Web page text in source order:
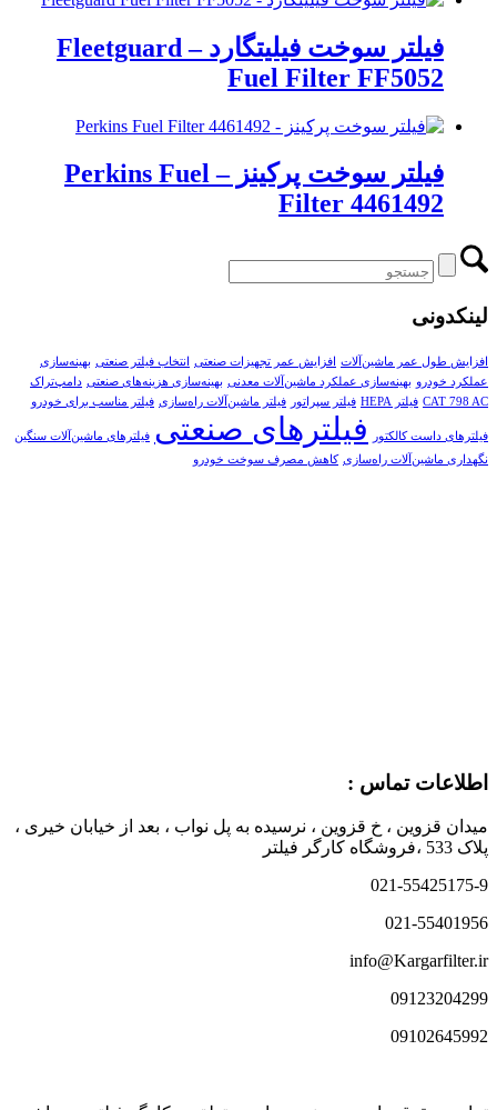
فیلتر سوخت فیلیتگارد – Fleetguard
Fuel Filter FF5052
فیلتر سوخت پرکینز – Perkins Fuel
Filter 4461492
لینکدونی
افزایش طول عمر ماشین‌آلات افزایش عمر تجهیزات صنعتی انتخاب فیلتر صنعتی بهینه‌سازی
عملکرد خودرو بهینه‌سازی عملکرد ماشین‌آلات معدنی بهینه‌سازی هزینه‌های صنعتی دامپ‌تراک
CAT 798 AC فیلتر HEPA فیلتر سپراتور فیلتر ماشین‌آلات راه‌سازی فیلتر مناسب برای خودرو
فیلترهای داست کالکتور فیلترهای صنعتی فیلترهای ماشین‌آلات سنگین
نگهداری ماشین‌آلات راه‌سازی کاهش مصرف سوخت خودرو
اطلاعات تماس :
میدان قزوین ، خ قزوین ، نرسیده به پل نواب ، بعد از خیابان خیری ،
پلاک 533 ،فروشگاه کارگر فیلتر
021-55425175-9
021-55401956
info@Kargarfilter.ir
09123204299
09102645992